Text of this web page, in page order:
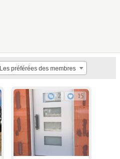
Les préférées des membres
2 15